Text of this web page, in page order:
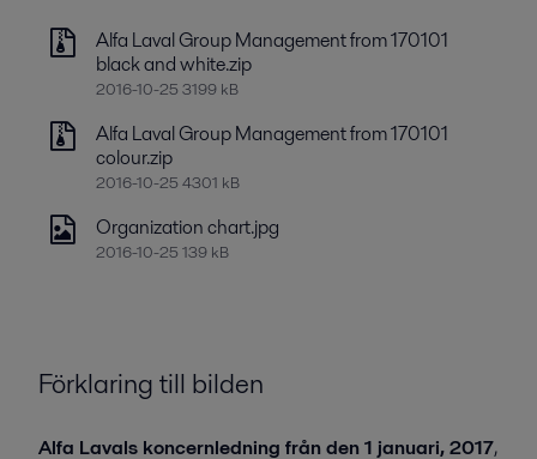
Alfa Laval Group Management from 170101
black and white.zip
2016-10-25 3199 kB
Alfa Laval Group Management from 170101
colour.zip
2016-10-25 4301 kB
Organization chart.jpg
2016-10-25 139 kB
Förklaring till bilden
Alfa Lavals koncernledning från den 1 januari, 2017,